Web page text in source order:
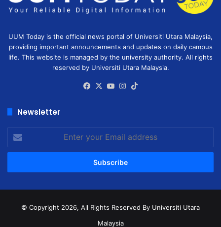
UUM Today is the official news portal of Universiti Utara Malaysia,
providing important announcements and updates on daily campus
life. This website is managed by the university authority. All rights
reserved by Universiti Utara Malaysia.
Facebook
X YouTubeInstagram
Newsletter
your
Email
© Copyright 2026, All Rights Reserved By Universiti Utara
Malaysia